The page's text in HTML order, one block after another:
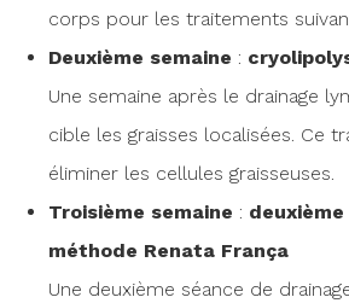
corps pour les traitements
Deuxième semaine : c
Une semaine après le drainage
cible les graisses localisées. Ce
éliminer les cellules graisseuses.
Troisième semaine :
méthode Renata França
Une deuxième séance de